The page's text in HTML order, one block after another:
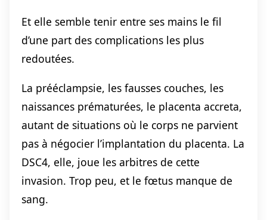
Et elle semble tenir entre ses mains le fil
d’une part des complications les plus
redoutées.
La prééclampsie, les fausses couches, les
naissances prématurées, le placenta accreta,
autant de situations où le corps ne parvient
pas à négocier l’implantation du placenta. La
DSC4, elle, joue les arbitres de cette
invasion. Trop peu, et le fœtus manque de
sang.